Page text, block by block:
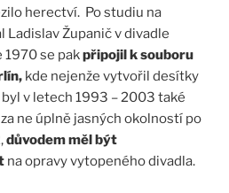
herectví. Po studiu na
Ladislav Županič v divadle
1970 se pakpřipojil k souboru
kde nejenže vytvořil desítky
v letech 1993 – 2003 také
ne úplně jasných okolností po
důvodem měl být
na opravy vytopeného divadla.